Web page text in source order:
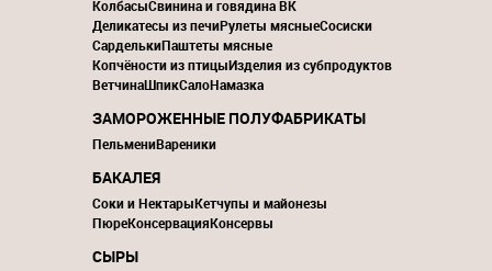
КолбасыСвинина и говядина ВК
Деликатесы из печиРулеты мясныеСосиски
СарделькиПаштеты мясные
Копчёности из птицыИзделия из субпродуктов
ВетчинаШпикСалоНамазка
ЗАМОРОЖЕННЫЕ ПОЛУФАБРИКАТЫ
ПельмениВареники
БАКАЛЕЯ
Соки и НектарыКетчупы и майонезы
ПюреКонсервацияКонсервы
СЫРЫ